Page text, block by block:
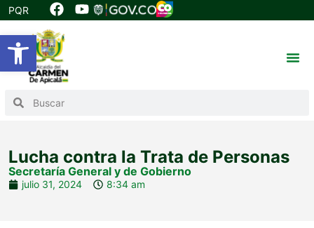
Abrir barra de herramientas
PQR
Lucha contra la Trata de Personas
Secretaría General y de Gobierno
julio 31, 2024 8:34 am